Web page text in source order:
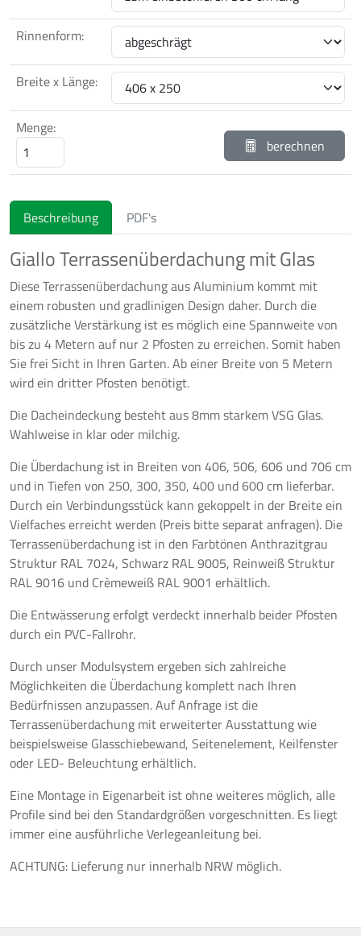
Rinnenform:
Breite x Länge:
Menge:
berechnen
Beschreibung PDF's
Giallo Terrassenüberdachung mit Glas
Diese Terrassenüberdachung aus Aluminium kommt mit
einem robusten und gradlinigen Design daher. Durch die
zusätzliche Verstärkung ist es möglich eine Spannweite von
bis zu 4 Metern auf nur 2 Pfosten zu erreichen. Somit haben
Sie frei Sicht in Ihren Garten. Ab einer Breite von 5 Metern
wird ein dritter Pfosten benötigt.
Die Dacheindeckung besteht aus 8mm starkem VSG Glas.
Wahlweise in klar oder milchig.
Die Überdachung ist in Breiten von 406, 506, 606 und 706 cm
und in Tiefen von 250, 300, 350, 400 und 600 cm lieferbar.
Durch ein Verbindungsstück kann gekoppelt in der Breite ein
Vielfaches erreicht werden (Preis bitte separat anfragen). Die
Terrassenüberdachung ist in den Farbtönen Anthrazitgrau
Struktur RAL 7024, Schwarz RAL 9005, Reinweiß Struktur
RAL 9016 und Crèmeweiß RAL 9001 erhältlich.
Die Entwässerung erfolgt verdeckt innerhalb beider Pfosten
durch ein PVC-Fallrohr.
Durch unser Modulsystem ergeben sich zahlreiche
Möglichkeiten die Überdachung komplett nach Ihren
Bedürfnissen anzupassen. Auf Anfrage ist die
Terrassenüberdachung mit erweiterter Ausstattung wie
beispielsweise Glasschiebewand, Seitenelement, Keilfenster
oder LED- Beleuchtung erhältlich.
Eine Montage in Eigenarbeit ist ohne weiteres möglich, alle
Profile sind bei den Standardgrößen vorgeschnitten. Es liegt
immer eine ausführliche Verlegeanleitung bei.
ACHTUNG: Lieferung nur innerhalb NRW möglich.